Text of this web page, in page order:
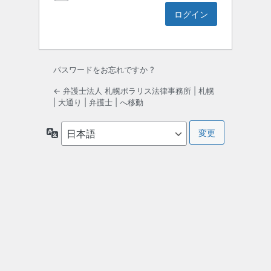
パスワードをお忘れですか ?
← 弁護士法人 札幌ポラリス法律事務所 | 札幌
| 大通り | 弁護士 | へ移動
語